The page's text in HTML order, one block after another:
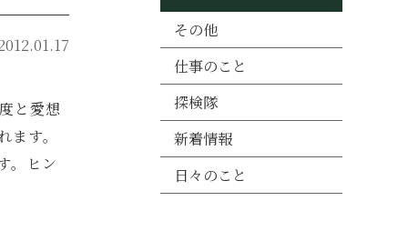
と愛想
す。
。ヒン
その他
仕事のこと
探検隊
新着情報
日々のこと